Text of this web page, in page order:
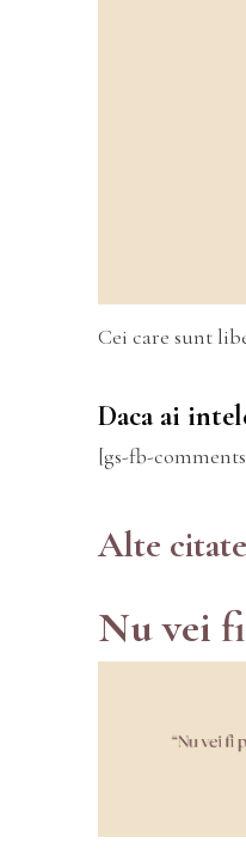
Cei care sunt
Daca ai
[gs-fb-
Alte
Nu vei